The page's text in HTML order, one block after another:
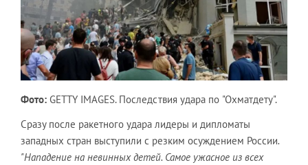
Фото: GETTY IMAGES. Последствия удара по "Охматдету".
Сразу после ракетного удара лидеры и дипломаты
западных стран выступили с резким осуждением России.
"Нападение на невинных детей. Самое ужасное из всех